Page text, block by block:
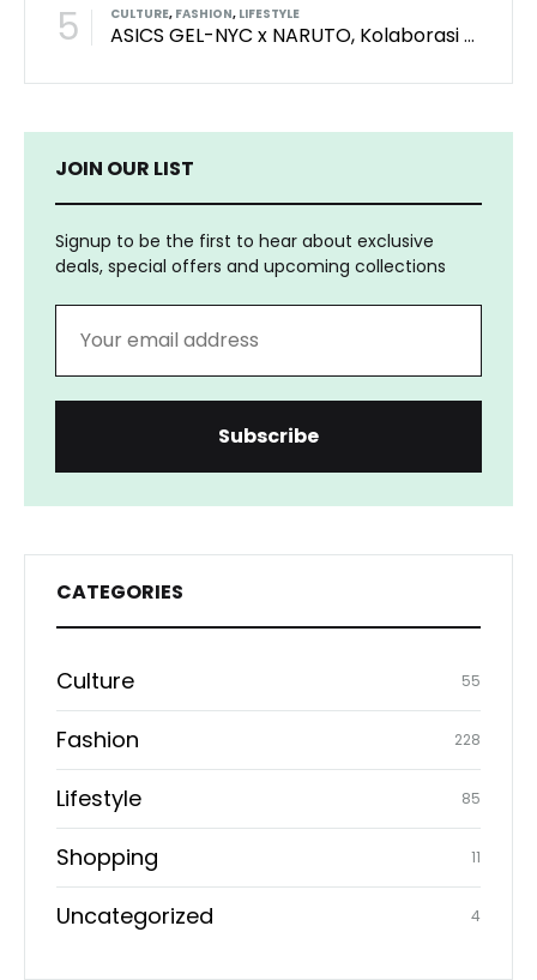
5 CULTURE, FASHION, LIFESTYLE
ASICS GEL-NYC x NARUTO, Kolaborasi Yang Bikin Wibu Seneng!
JOIN OUR LIST
Signup to be the first to hear about exclusive
deals, special offers and upcoming collections
CATEGORIES
Culture 55
Fashion 228
Lifestyle 85
Shopping 11
Uncategorized 4